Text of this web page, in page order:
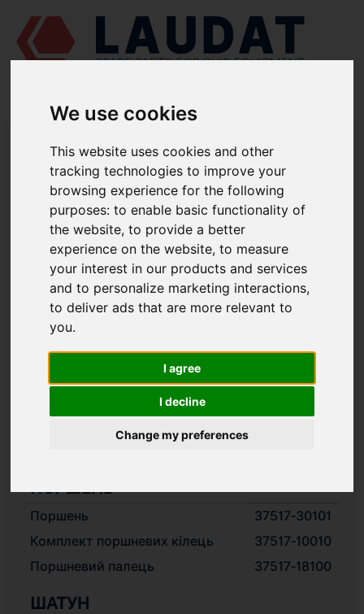
We use cookies
This website uses cookies and other
tracking technologies to improve your
browsing experience for the following
purposes:to enable basic functionality of
the website,to provide a better
experience on the website,to measure
your interest in our products and services
and to personalize marketing interactions,
to deliver ads that are more relevant to
you.
I agree
I decline
Change my preferences
LAUDAT SUPPLY - ЗАПЧАСТИНИ ДЛЯ
MITSUBISHI S6R-MPTK
КРИШКА ЦИЛІНДРА
Сідло клапана 37501‐01101
Клапан газорозподілення
37504-
Прокладка кришки блока
37501‐
Гільза циліндра
ПОРШЕНЬ
Поршень
37517‐30101
Комплект поршневих кілець
37517‐10010
Поршневий палець
37517‐18100
ШАТУН